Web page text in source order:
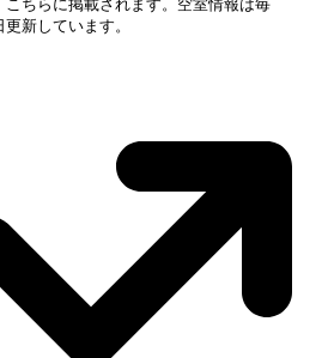
こちらに掲載されます。空室情報は毎
更新しています。